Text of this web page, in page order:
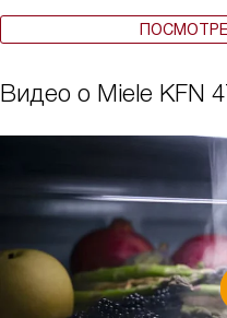
Видео о Miele KFN